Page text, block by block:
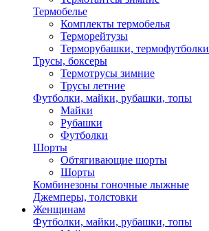
Термобелье
Комплекты термобелья
Терморейтузы
Терморубашки, термофутболки
Трусы, боксеры
Термотрусы зимние
Трусы летние
Футболки, майки, рубашки, топы
Майки
Рубашки
Футболки
Шорты
Обтягивающие шорты
Шорты
Комбинезоны гоночные лыжные
Джемперы, толстовки
Женщинам
Футболки, майки, рубашки, топы